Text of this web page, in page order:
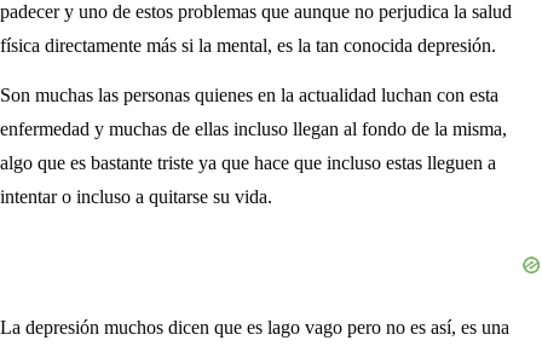
padecer y uno de estos problemas que aunque no perjudica la salud
física directamente más si la mental, es la tan conocida depresión.
Son muchas las personas quienes en la actualidad luchan con esta
enfermedad y muchas de ellas incluso llegan al fondo de la misma,
algo que es bastante triste ya que hace que incluso estas lleguen a
intentar o incluso a quitarse su vida.
La depresión muchos dicen que es lago vago pero no es así, es una